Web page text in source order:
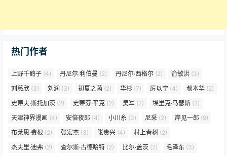
热门作者
上野千鹤子 (4) 丹尼尔·利伯曼 (2) 丹尼尔·西格尔 (2) 俞敏洪 (3)
刘慈欣 (3) 刘润 (3) 初夏之菡 (2) 华杉 (7) 厉以宁 (4) 叔本华 (2)
史蒂夫·斯托加茨 (2) 史蒂芬·平克 (2) 吴军 (2) 埃里克·马瑟斯 (2)
天津神界漫画 (4) 安倍夜郎 (4) 小川糸 (3) 尼采 (2) 岸见一郎 (9)
布莱恩·费根 (2) 张宏杰 (3) 张贵兴 (4) 村上春树 (2)
杰夫里·迪弗 (2) 查尔斯·古德哈特 (2) 比尔·盖茨 (2) 毛泽东 (3)